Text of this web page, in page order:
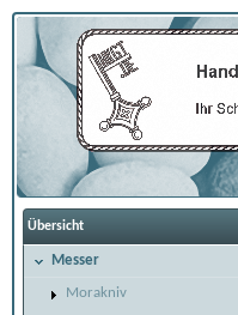
Übersicht
Messer
Morakniv